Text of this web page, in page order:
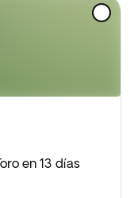
en 13 días